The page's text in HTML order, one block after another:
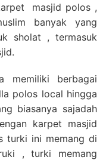
masjid polos ,
banyak yang
sholat , termasuk
memiliki berbagai
polos local hingga
biasanya sajadah
karpet masjid
turki ini memang di
, turki memang